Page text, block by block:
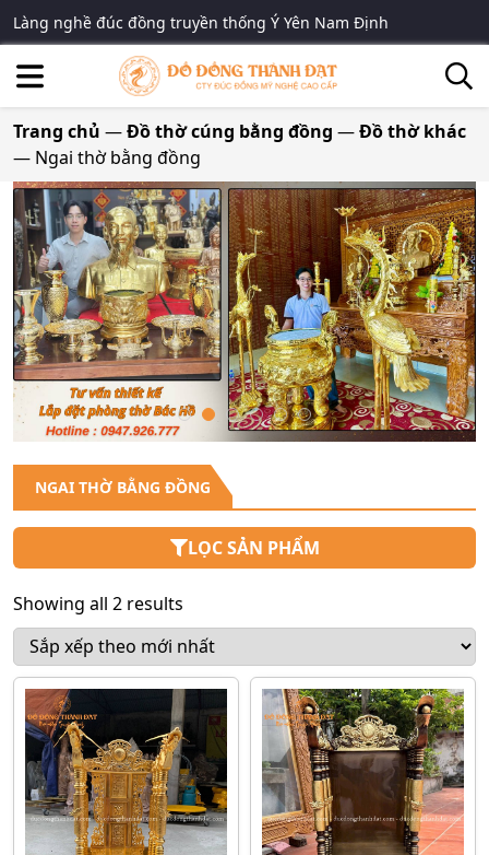
Làng nghề đúc đồng truyền thống Ý Yên Nam Định
Trang chủ —Đồ thờ cúng bằng đồng —Đồ thờ khác
— Ngai thờ bằng đồng
NGAI THỜ BẰNG ĐỒNG
LỌC SẢN PHẨM
Showing all 2 results